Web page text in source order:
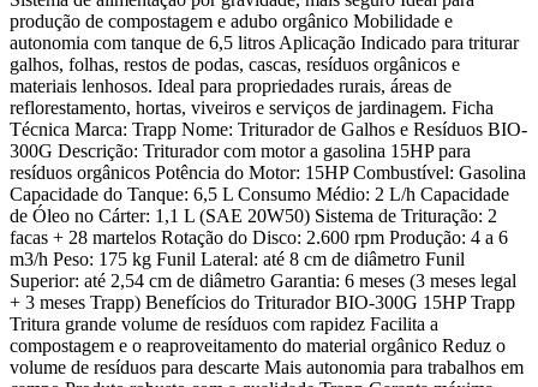
produção de compostagem e adubo orgânico Mobilidade e
autonomia com tanque de 6,5 litros Aplicação Indicado para triturar
galhos, folhas, restos de podas, cascas, resíduos orgânicos e
materiais lenhosos. Ideal para propriedades rurais, áreas de
reflorestamento, hortas, viveiros e serviços de jardinagem. Ficha
Técnica Marca: Trapp Nome: Triturador de Galhos e Resíduos BIO-
300G Descrição: Triturador com motor a gasolina 15HP para
resíduos orgânicos Potência do Motor: 15HP Combustível: Gasolina
Capacidade do Tanque: 6,5 L Consumo Médio: 2 L/h Capacidade
de Óleo no Cárter: 1,1 L (SAE 20W50) Sistema de Trituração: 2
facas + 28 martelos Rotação do Disco: 2.600 rpm Produção: 4 a 6
m3/h Peso: 175 kg Funil Lateral: até 8 cm de diâmetro Funil
Superior: até 2,54 cm de diâmetro Garantia: 6 meses (3 meses legal
+ 3 meses Trapp) Benefícios do Triturador BIO-300G 15HP Trapp
Tritura grande volume de resíduos com rapidez Facilita a
compostagem e o reaproveitamento do material orgânico Reduz o
volume de resíduos para descarte Mais autonomia para trabalhos em